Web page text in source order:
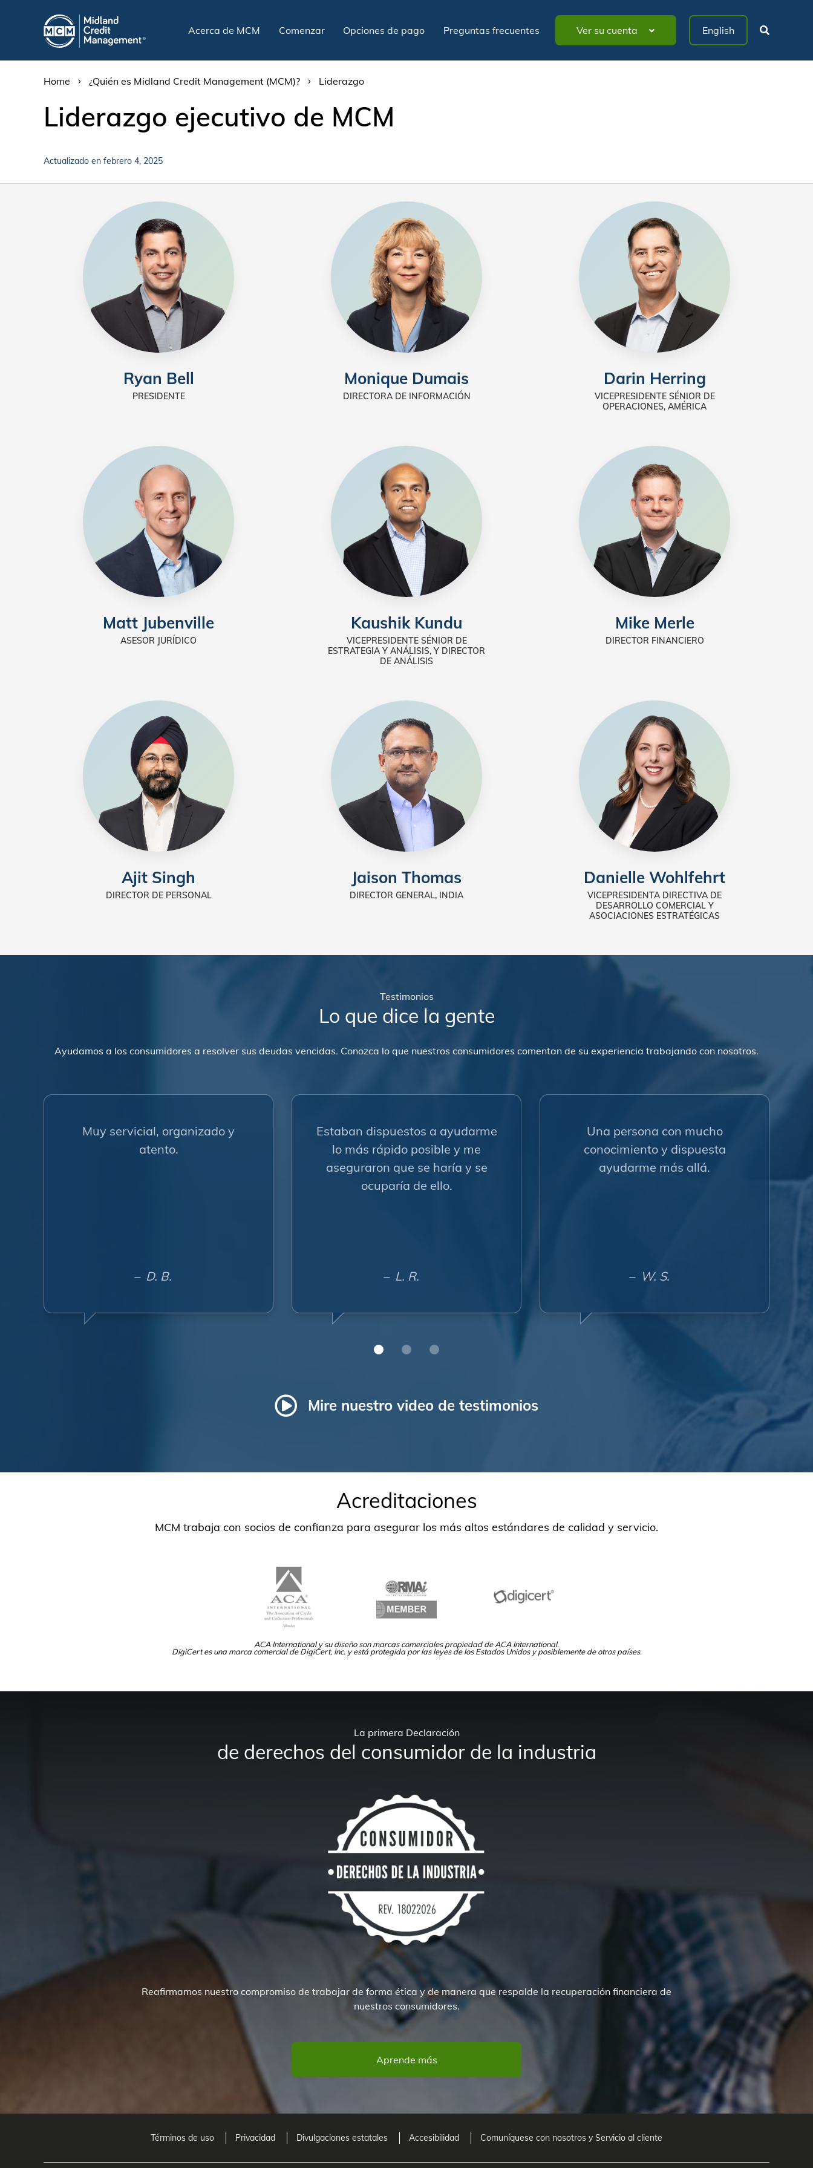
Acerca de MCM Comenzar Opciones de pago Preguntas frecuentes Ver su cuenta
Home › ¿Quién es Midland Credit Management (MCM)? › Liderazgo
Liderazgo ejecutivo de MCM
Actualizado en febrero 4, 2025
Ryan Bell
PRESIDENTE
Monique Dumais
DIRECTORA DE INFORMACIÓN
Darin Herring
VICEPRESIDENTE SÉNIOR DE
OPERACIONES, AMÉRICA
Matt Jubenville
ASESOR JURÍDICO
Kaushik Kundu
VICEPRESIDENTE SÉNIOR DE
ESTRATEGIA Y ANÁLISIS, Y DIRECTOR
DE ANÁLISIS
Mike Merle
DIRECTOR FINANCIERO
Ajit Singh
DIRECTOR DE PERSONAL
Jaison Thomas
DIRECTOR GENERAL, INDIA
Danielle Wohlfehrt
VICEPRESIDENTA DIRECTIVA DE
DESARROLLO COMERCIAL Y
ASOCIACIONES ESTRATÉGICAS
Testimonios
Lo que dice la gente
Ayudamos a los consumidores a resolver sus deudas vencidas. Conozca lo que nuestros consumidores comentan de su experiencia trabajando con nosotros.
Muy servicial, organizado y
atento.
– D. B.
Estaban dispuestos a ayudarme
lo más rápido posible y me
aseguraron que se haría y se
ocuparía de ello.
– L. R.
Una persona con mucho
conocimiento y dispuesta
ayudarme más allá.
– W. S.
Mire nuestro video de testimonios
Acreditaciones
MCM trabaja con socios de confianza para asegurar los más altos estándares de calidad y servicio.
ACA International y su diseño son marcas comerciales propiedad de ACA International.
DigiCert es una marca comercial de DigiCert, Inc. y está protegida por las leyes de los Estados Unidos y posiblemente de otros países.
La primera Declaración
de derechos del consumidor de la industria
Reafirmamos nuestro compromiso de trabajar de forma ética y de manera que respalde la recuperación financiera de
nuestros consumidores.
Aprende más
Términos de uso Privacidad Divulgaciones estatales Accesibilidad Comuníquese con nosotros y Servicio al cliente